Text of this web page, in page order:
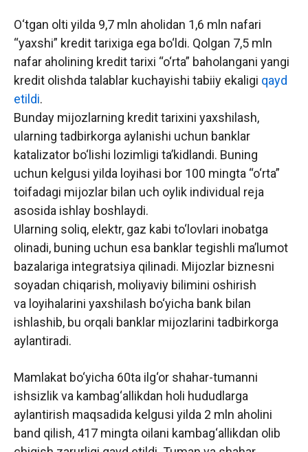
O‘tgan olti yilda 9,7 mln aholidan 1,6 mln nafari
“yaxshi” kredit tarixiga ega bo‘ldi. Qolgan 7,5 mln
nafar aholining kredit tarixi “o‘rta” baholangani yangi
kredit olishda talablar kuchayishi tabiiy ekaligi qayd
etildi.
Bunday mijozlarning kredit tarixini yaxshilash,
ularning tadbirkorga aylanishi uchun banklar
katalizator bo‘lishi lozimligi ta’kidlandi. Buning
uchun kelgusi yilda loyihasi bor 100 mingta “o‘rta”
toifadagi mijozlar bilan uch oylik individual reja
asosida ishlay boshlaydi.
Ularning soliq, elektr, gaz kabi to‘lovlari inobatga
olinadi, buning uchun esa banklar tegishli ma’lumot
bazalariga integratsiya qilinadi. Mijozlar biznesni
soyadan chiqarish, moliyaviy bilimini oshirish
va loyihalarini yaxshilash bo‘yicha bank bilan
ishlashib, bu orqali banklar mijozlarini tadbirkorga
aylantiradi.
Mamlakat bo‘yicha 60ta ilg‘or shahar-tumanni
ishsizlik va kambag‘allikdan holi hududlarga
aylantirish maqsadida kelgusi yilda 2 mln aholini
band qilish, 417 mingta oilani kambag‘allikdan olib